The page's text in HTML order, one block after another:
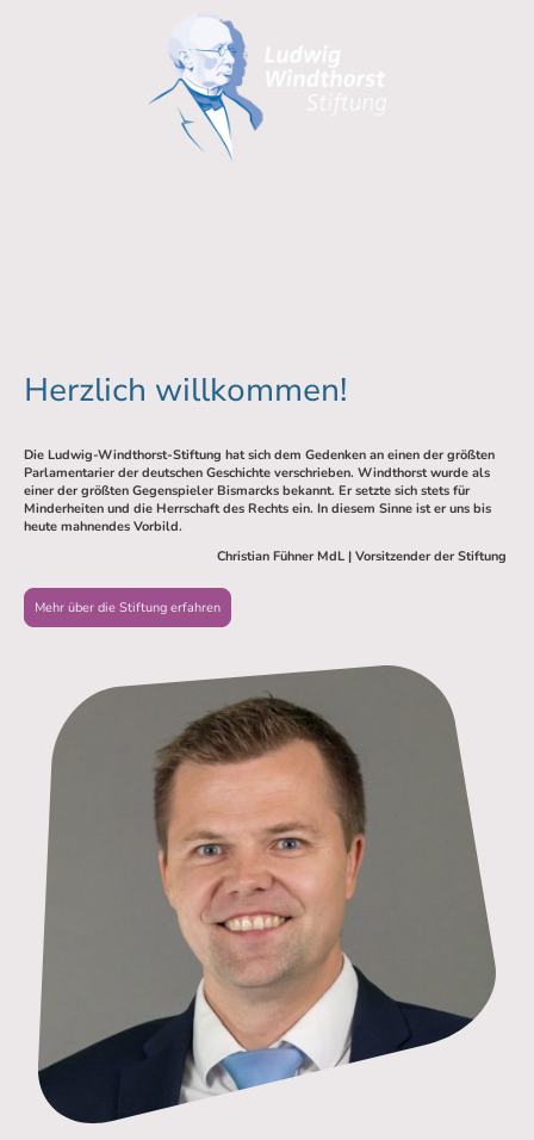
Herzlich willkommen!
Die Ludwig-Windthorst-Stiftung hat sich dem Gedenken an einen der größten
Parlamentarier der deutschen Geschichte verschrieben. Windthorst wurde als
einer der größten Gegenspieler Bismarcks bekannt. Er setzte sich stets für
Minderheiten und die Herrschaft des Rechts ein. In diesem Sinne ist er uns bis
heute mahnendes Vorbild.
Christian Fühner MdL | Vorsitzender der Stiftung
Mehr über die Stiftung erfahren